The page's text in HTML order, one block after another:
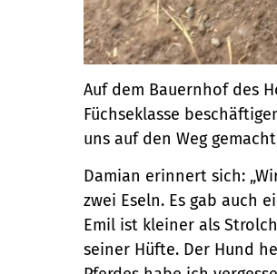
Auf dem Bauernhof des
Füchseklasse
uns auf den Weg
Damian erinnert sich:
zwei Eseln. Es gab auch
Emil ist kleiner als
seiner Hüfte. Der Hund